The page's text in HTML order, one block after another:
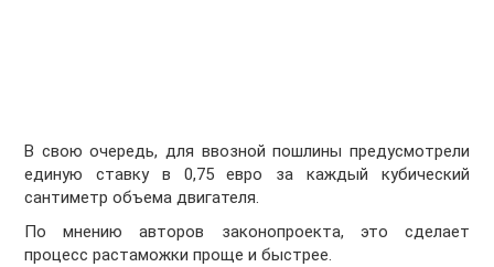
В свою очередь, для ввозной пошлины предусмотрели
единую ставку в 0,75 евро за каждый кубический
сантиметр объема двигателя.
По мнению авторов законопроекта, это сделает
процесс растаможки проще и быстрее.